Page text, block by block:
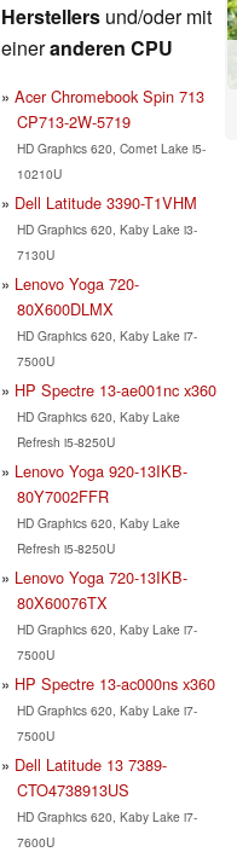
Herstellers und/oder mit
eineranderen CPU
Acer Chromebook Spin 713
CP713-2W-5719
HD Graphics 620, Comet Lake i5-
10210U
Dell Latitude 3390-T1VHM
HD Graphics 620, Kaby Lake i3-
7130U
Lenovo Yoga 720-
80X600DLMX
HD Graphics 620, Kaby Lake i7-
7500U
HP Spectre 13-ae001nc x360
HD Graphics 620, Kaby Lake
Refresh i5-8250U
Lenovo Yoga 920-13IKB-
80Y7002FFR
HD Graphics 620, Kaby Lake
Refresh i5-8250U
Lenovo Yoga 720-13IKB-
80X60076TX
HD Graphics 620, Kaby Lake i7-
7500U
HP Spectre 13-ac000ns x360
HD Graphics 620, Kaby Lake i7-
7500U
Dell Latitude 13 7389-
CTO4738913US
HD Graphics 620, Kaby Lake i7-
7600U